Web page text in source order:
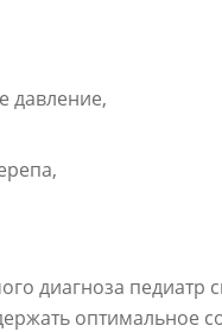
давление,
диагноза
оптимальное